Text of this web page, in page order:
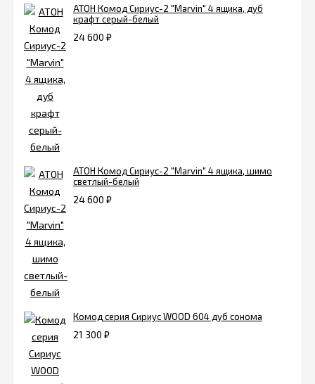
АТОН Комод Сириус-2 "Marvin" 4 ящика, дуб
крафт серый-белый
24 600 ₽
АТОН Комод Сириус-2 "Marvin" 4 ящика, шимо
светлый-белый
24 600 ₽
Комод серия Сириус WOOD 604 дуб сонома
21 300 ₽